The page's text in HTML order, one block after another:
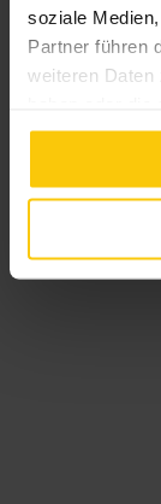
soziale
Partner führen
weiteren Daten
gesammelt